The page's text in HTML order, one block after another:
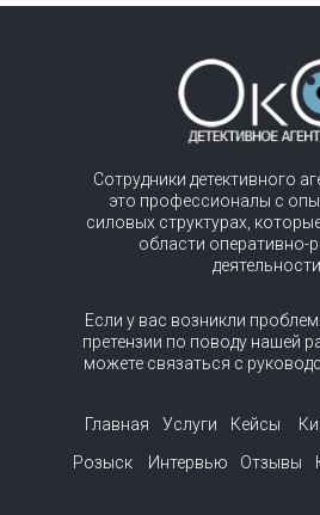
Главная Услуги Кейсы
Интервью
Отзывы
Розыск
Сотрудники детективного
это профессионалы с
силовых структурах,
области оперативно-
деятельности.
Если у вас возникли
претензии по поводу нашей
можете связаться с